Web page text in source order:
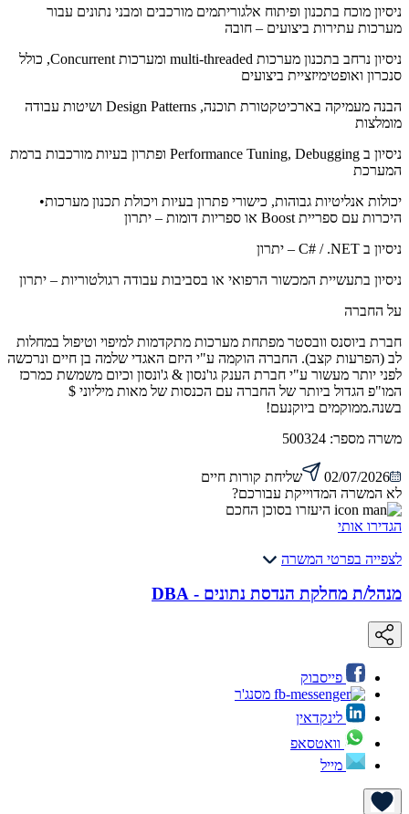
ניסיון מוכח בתכנון ופיתוח אלגוריתמים מורכבים ומבני נתונים עבור
מערכות עתירות ביצועים – חובה
ניסיון נרחב בתכנון מערכות multi-threaded ומערכות Concurrent, כולל
סנכרון ואופטימיזציית ביצועים
הבנה מעמיקה בארכיטקטורת תוכנה, Design Patterns ושיטות עבודה
מומלצות
ניסיון ב Performance Tuning, Debugging ופתרון בעיות מורכבות ברמת
המערכת
יכולות אנליטיות גבוהות, כישורי פתרון בעיות ויכולת תכנון מערכות•
היכרות עם ספריית Boost או ספריות דומות – יתרון
ניסיון ב C# / .NET – יתרון
ניסיון בתעשיית המכשור הרפואי או בסביבות עבודה רגולטוריות – יתרון
על החברה
חברת ביוסנס וובסטר מפתחת מערכות מתקדמות למיפוי וטיפול במחלות
לב (הפרעות קצב). החברה הוקמה ע"י היזם האגדי שלמה בן חיים ונרכשה
לפני יותר מעשור ע"י חברת הענק גו'נסון & ג'ונסון וכיום משמשת כמרכז
המו"פ הגדול ביותר של החברה עם הכנסות של מאות מיליוני $
בשנה.ממוקמים ביוקנעם!
משרה מספר: 500324
02/07/2026
שליחת קורות חיים
לא המשרה המדוייקת עבורכם?
היעזרו בסוכן החכם
הגדירו אותי
לצפייה בפרטי המשרה
מנהל/ת מחלקת הנדסת נתונים - DBA
פייסבוק
מסנג'ר
לינקדאין
וואטסאפ
מייל